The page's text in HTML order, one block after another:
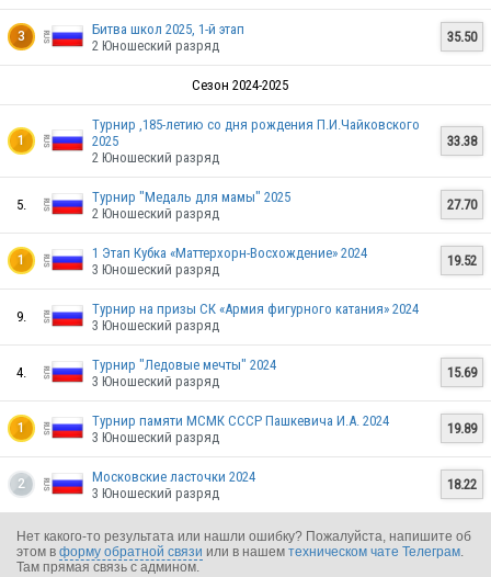
3
RUS
Битва школ 2025, 1-й этап
2 Юношеский разряд
35.50
Сезон 2024-2025
1
RUS
Турнир ,185-летию со дня рождения П.И.Чайковского
2025
2 Юношеский разряд
33.38
5.
Турнир "Медаль для мамы" 2025
2 Юношеский разряд
27.70
1
1 Этап Кубка «Маттерхорн-Восхождение» 2024
3 Юношеский разряд
19.52
9.
Турнир на призы СК «Армия фигурного катания» 2024
3 Юношеский разряд
4.
Турнир "Ледовые мечты" 2024
3 Юношеский разряд
15.69
1
Турнир памяти МСМК СССР Пашкевича И.А. 2024
3 Юношеский разряд
19.89
2
Московские ласточки 2024
3 Юношеский разряд
18.22
Нет какого-то результата или нашли ошибку? Пожалуйста, напишите об
этом в форму обратной связи или в нашем техническом чате Телеграм.
Там прямая связь с админом.